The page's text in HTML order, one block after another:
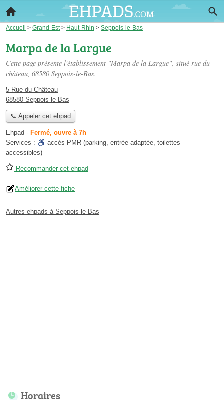
Accueil > Grand-Est> Haut-Rhin > Seppois-le-Bas
Marpa de la Largue
Cette page présente l'établissement "Marpa de la Largue", situé rue du
château, 68580 Seppois-le-Bas.
5 Rue du Château
68580 Seppois-le-Bas
📞 Appeler cet ehpad
Ehpad - Fermé, ouvre à 7h
Services :
accès PMR (parking, entrée adaptée, toilettes
accessibles)
Recommander cet ehpad
Améliorer cette fiche
Autres ehpads à Seppois-le-Bas
Horaires